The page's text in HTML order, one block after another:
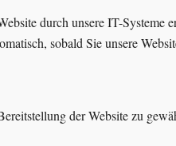
durch unsere IT-
sobald Sie unsere
der Website zu